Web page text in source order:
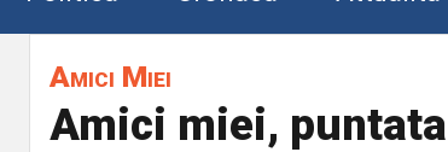
Amici Miei
Amici miei,